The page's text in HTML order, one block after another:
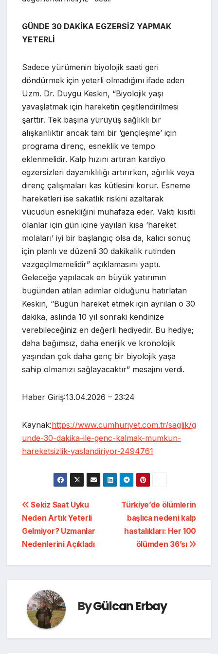
GÜNDE 30 DAKİKA EGZERSİZ YAPMAK
YETERLİ
Sadece yürümenin biyolojik saati geri
döndürmek için yeterli olmadığını ifade eden
Uzm. Dr. Duygu Keskin, “Biyolojik yaşı
yavaşlatmak için hareketin çeşitlendirilmesi
şarttır. Tek başına yürüyüş sağlıklı bir
alışkanlıktır ancak tam bir ‘gençleşme’ için
programa direnç, esneklik ve tempo
eklenmelidir. Kalp hızını artıran kardiyo
egzersizleri dayanıklılığı artırırken, ağırlık veya
direnç çalışmaları kas kütlesini korur. Esneme
hareketleri ise sakatlık riskini azaltarak
vücudun esnekliğini muhafaza eder. Vakti kısıtlı
olanlar için gün içine yayılan kısa ‘hareket
molaları’ iyi bir başlangıç olsa da, kalıcı sonuç
için planlı ve düzenli 30 dakikalık rutinden
vazgeçilmemelidir” açıklamasını yaptı.
Geleceğe yapılacak en büyük yatırımın
bugünden atılan adımlar olduğunu hatırlatan
Keskin, “Bugün hareket etmek için ayrılan o 30
dakika, aslında 10 yıl sonraki kendinize
verebileceğiniz en değerli hediyedir. Bu hediye;
daha bağımsız, daha enerjik ve kronolojik
yaşından çok daha genç bir biyolojik yaşa
sahip olmanızı sağlayacaktır” mesajını verdi.
Haber Giriş:13.04.2026 – 23:24
Kaynak:https://www.cumhuriyet.com.tr/saglik/g
unde-30-dakika-ile-genc-kalmak-mumkun-
hareketsizlik-yaslandiriyor-2494761
Yazı
gezinmesi
Türkiye’de ölümlerin
başlıca nedeni kalp
hastalıkları: Her 100
ölümden 36’sı
Sekiz Saat Uyku
Neden Artık Yeterli
Gelmiyor? Uzmanlar
Nedenlerini Açıkladı
ByGülcan Erbay